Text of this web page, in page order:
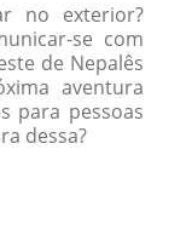
no exterior?
se com
de Nepalês
aventura
para pessoas
dessa?